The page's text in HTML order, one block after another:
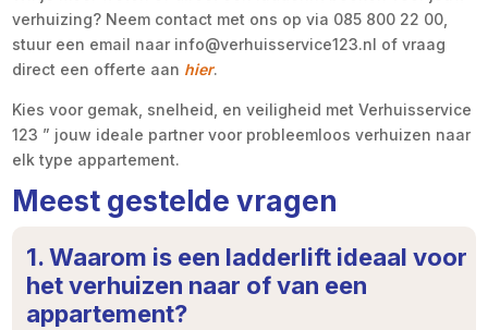
verhuizing? Neem contact met ons op via 085 800 22 00,
stuur een email naar info@verhuisservice123.nl of vraag
direct een offerte aan hier.
Kies voor gemak, snelheid, en veiligheid met Verhuisservice
123 ” jouw ideale partner voor probleemloos verhuizen naar
elk type appartement.
Meest gestelde vragen
1. Waarom is een ladderlift ideaal voor
het verhuizen naar of van een
appartement?